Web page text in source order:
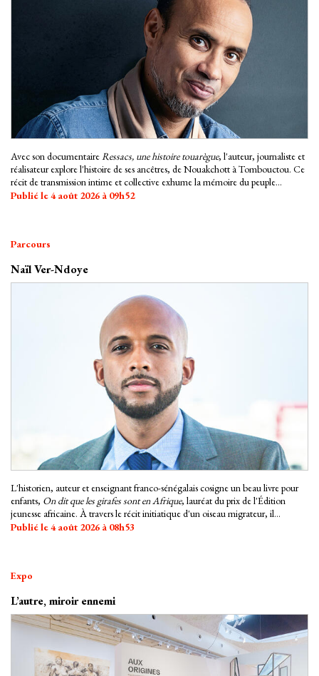
Avec son documentaireRessacs, une histoire touarègue, l'auteur, journaliste et
réalisateur explore l'histoire de ses ancêtres, de Nouakchott à Tombouctou. Ce
récit de transmission intime et collective exhume la mémoire du peuple
touareg, confronté depuis des décennies aux conflits, à l'exil, à la sécheresse, et
Publié le 4 août 2026 à 09h52
Parcours
Naïl Ver-Ndoye
L'historien, auteur et enseignant franco-sénégalais cosigne un beau livre pour
enfants, On dit que les girafes sont en Afrique, lauréat du prix de l'Édition
jeunesse africaine. À travers le récit initiatique d'un oiseau migrateur, il
déconstruit avec poésie et pédagogie les clichés autour du continent.
Publié le 4 août 2026 à 08h53
Expo
L’autre, miroir ennemi